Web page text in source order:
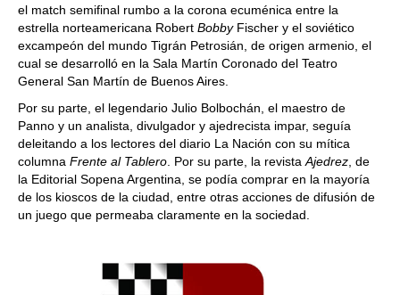
el match semifinal rumbo a la corona ecuménica entre la
estrella norteamericana Robert BobbyFischer y el soviético
excampeón del mundo Tigrán Petrosián, de origen armenio, el
cual se desarrolló en la Sala Martín Coronado del Teatro
General San Martín de Buenos Aires.
Por su parte, el legendario Julio Bolbochán, el maestro de
Panno y un analista, divulgador y ajedrecista impar, seguía
deleitando a los lectores del diario La Nación con su mítica
columna Frente al Tablero . Por su parte, la revista Ajedrez , de
la Editorial Sopena Argentina, se podía comprar en la mayoría
de los kioscos de la ciudad, entre otras acciones de difusión de
un juego que permeaba claramente en la sociedad.